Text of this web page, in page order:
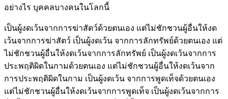
อย่างไร บุคคลบางคนในโลกนี้
เป็นผู้งดเว้นจากการฆ่าสัตว์ด้วยตนเอง แต่ไม่ชักชวนผู้อื่นให้งด
เว้นจากการฆ่าสัตว์ เป็นผู้งดเว้น จากการลักทรัพย์ด้วยตนเอง แต่
ไม่ชักชวนผู้อื่นให้งดเว้นจากการลักทรัพย์ เป็นผู้งดเว้นจากการ
ประพฤติผิดในกามด้วยตนเอง แต่ไม่ชักชวนผู้อื่นให้งดเว้นจาก
การประพฤติผิดในกาม เป็นผู้งดเว้น จากการพูดเท็จด้วยตนเอง
แต่ไม่ชักชวนผู้อื่นให้งดเว้นจากการพูดเท็จ เป็นผู้งดเว้นจากการ